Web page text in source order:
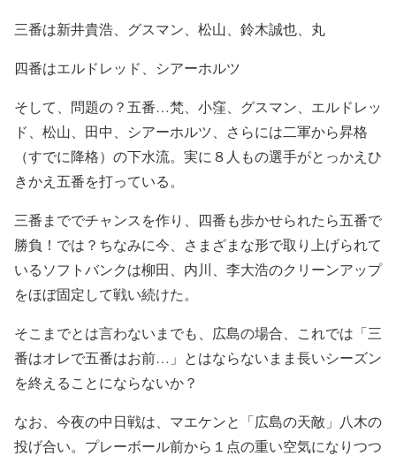
三番は新井貴浩、グスマン、松山、鈴木誠也、丸
四番はエルドレッド、シアーホルツ
そして、問題の？五番…梵、小窪、グスマン、エルドレッ
ド、松山、田中、シアーホルツ、さらには二軍から昇格
（すでに降格）の下水流。実に８人もの選手がとっかえひ
きかえ五番を打っている。
三番まででチャンスを作り、四番も歩かせられたら五番で
勝負！では？ちなみに今、さまざまな形で取り上げられて
いるソフトバンクは柳田、内川、李大浩のクリーンアップ
をほぼ固定して戦い続けた。
そこまでとは言わないまでも、広島の場合、これでは「三
番はオレで五番はお前…」とはならないまま長いシーズン
を終えることにならないか？
なお、今夜の中日戦は、マエケンと「広島の天敵」八木の
投げ合い。プレーボール前から１点の重い空気になりつつ